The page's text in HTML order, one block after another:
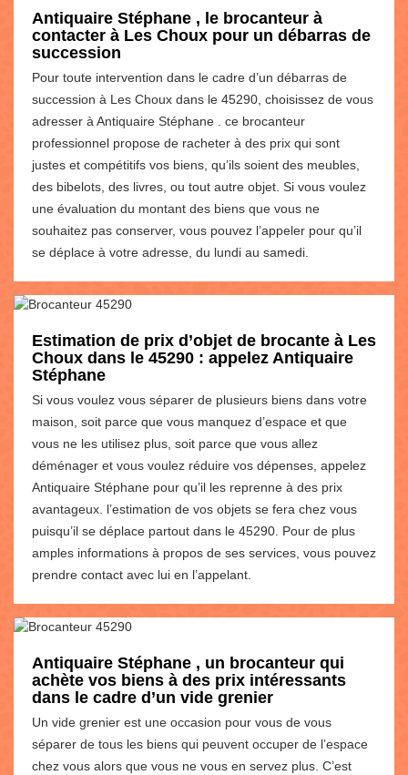
Antiquaire Stéphane , le brocanteur à
contacter à Les Choux pour un débarras de
succession
Pour toute intervention dans le cadre d’un débarras de
succession à Les Choux dans le 45290, choisissez de vous
adresser à Antiquaire Stéphane . ce brocanteur
professionnel propose de racheter à des prix qui sont
justes et compétitifs vos biens, qu’ils soient des meubles,
des bibelots, des livres, ou tout autre objet. Si vous voulez
une évaluation du montant des biens que vous ne
souhaitez pas conserver, vous pouvez l’appeler pour qu’il
se déplace à votre adresse, du lundi au samedi.
Estimation de prix d’objet de brocante à Les
Choux dans le 45290 : appelez Antiquaire
Stéphane
Si vous voulez vous séparer de plusieurs biens dans votre
maison, soit parce que vous manquez d’espace et que
vous ne les utilisez plus, soit parce que vous allez
déménager et vous voulez réduire vos dépenses, appelez
Antiquaire Stéphane pour qu’il les reprenne à des prix
avantageux. l’estimation de vos objets se fera chez vous
puisqu’il se déplace partout dans le 45290. Pour de plus
amples informations à propos de ses services, vous pouvez
prendre contact avec lui en l’appelant.
Antiquaire Stéphane , un brocanteur qui
achète vos biens à des prix intéressants
dans le cadre d’un vide grenier
Un vide grenier est une occasion pour vous de vous
séparer de tous les biens qui peuvent occuper de l’espace
chez vous alors que vous ne vous en servez plus. C’est